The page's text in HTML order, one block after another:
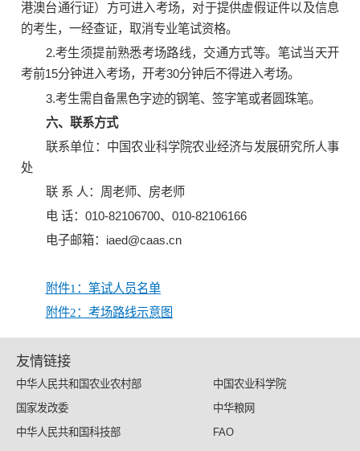
港澳台通行证） 方可进入考场，对于提供虚假证件以及信息
的考生，一经查证，取消专业笔试资格。
2.考生须提前熟悉考场路线，交通方式等。笔试当天开
考前15分钟进入考场，开考30分钟后不得进入考场。
3.考生需自备黑色字迹的钢笔、签字笔或者圆珠笔。
六、联系方式
联系单位：中国农业科学院农业经济与发展研究所人事
处
联 系 人：周老师、房老师
电 话：010-82106700、010-82106166
电子邮箱：iaed@caas.cn
附件1：笔试人员名单
附件2：考场路线示意图
友情链接
中华人民共和国农业农村部
中国农业科学院
国家发改委
中华粮网
中华人民共和国科技部
FAO